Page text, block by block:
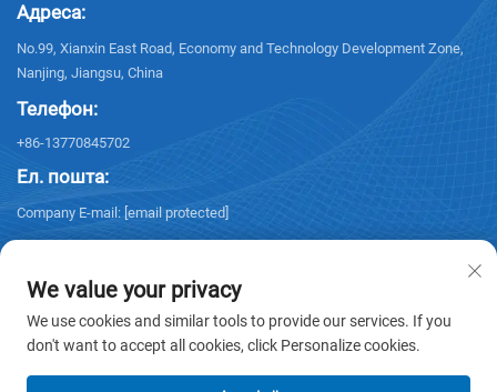
Адреса:
No.99, Xianxin East Road, Economy and Technology Development Zone,
Nanjing, Jiangsu, China
Телефон:
+86-13770845702
Ел. пошта:
Company E-mail: [email protected]
Політика конфіденційності
We value your privacy
We use cookies and similar tools to provide our services. If you
don't want to accept all cookies, click Personalize cookies.